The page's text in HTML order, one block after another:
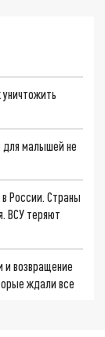
для малышей не
России. Страны
ВСУ теряют
и возвращение
ждали все